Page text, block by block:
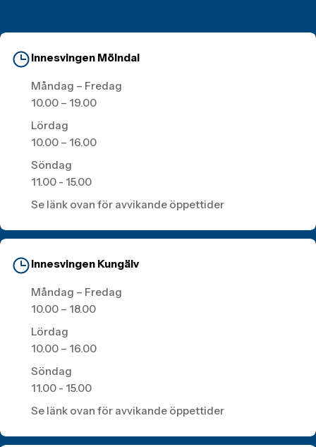
Innesvingen Mölndal
Måndag – Fredag
10.00 – 19.00
Lördag
10.00 – 16.00
Söndag
11.00 - 15.00
Se länk ovan för avvikande öppettider
Innesvingen Kungälv
Måndag – Fredag
10.00 – 18.00
Lördag
10.00 – 16.00
Söndag
11.00 - 15.00
Se länk ovan för avvikande öppettider